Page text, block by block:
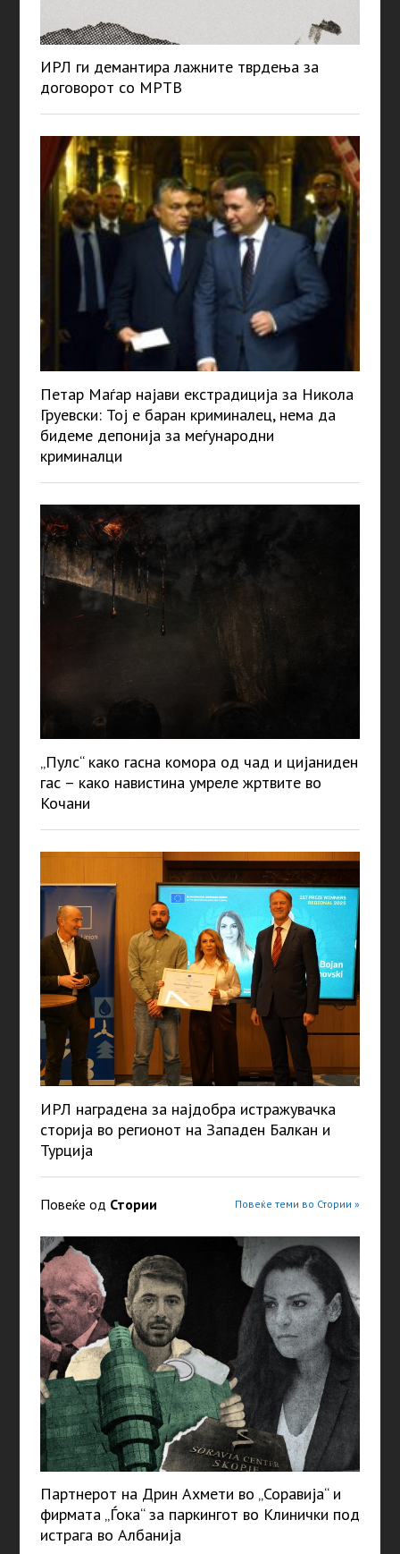
ИРЛ ги демантира лажните тврдења за
договорот со МРТВ
Петар Маѓар најави екстрадиција за Никола
Груевски: Тој е баран криминалец, нема да
бидеме депонија за меѓународни
криминалци
„Пулс“ како гасна комора од чад и цијаниден
гас – како навистина умреле жртвите во
Кочани
ИРЛ наградена за најдобра истражувачка
сторија во регионот на Западен Балкан и
Турција
Повеќе од Стории Повеќе теми во Стории »
Партнерот на Дрин Ахмети во „Соравија“ и
фирмата „Ѓока“ за паркингот во Клинички под
истрага во Албанија